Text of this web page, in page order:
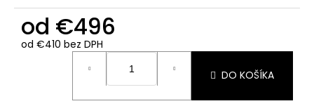
od €496
od €410 bez DPH
Jednotková
DO KOŠÍKA